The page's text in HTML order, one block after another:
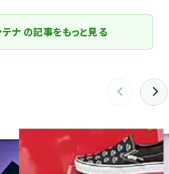
ナ の記事をもっと見る